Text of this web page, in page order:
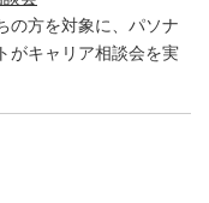
の方を対象に、パソナ
がキャリア相談会を実